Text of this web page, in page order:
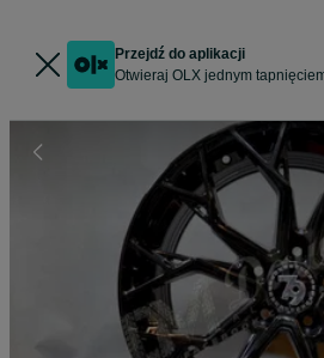
Przejdź do aplikacji
Otwieraj OLX jednym